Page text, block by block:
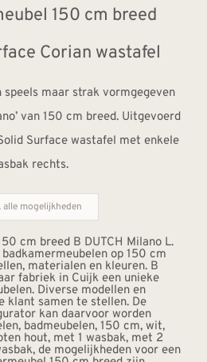
150 cm breed
Corian wastafel
speels maar strak vormgegeven
van 150 cm breed. Uitgevoerd
Surface wastafel met enkele
rechts.
alle mogelijkheden